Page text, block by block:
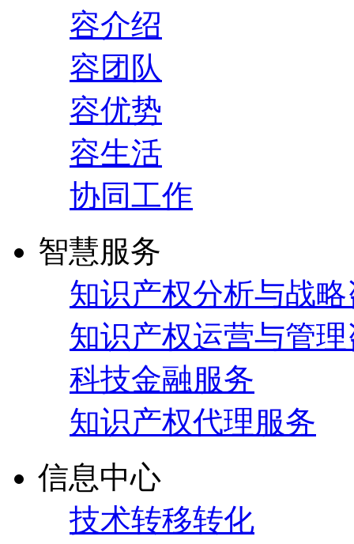
容介绍
容团队
容优势
容生活
协同工作
智慧服务
知识产权分析与战
知识产权运营与管
科技金融服务
知识产权代理服务
信息中心
技术转移转化